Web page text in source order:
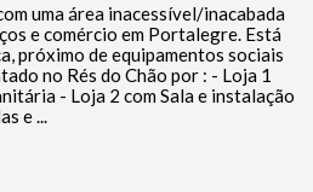
uma área inacessível/inacabada
e comércio em Portalegre. Está
próximo de equipamentos sociais
no Rés do Chão por : - Loja 1
- Loja 2 com Sala e instalação
e ...